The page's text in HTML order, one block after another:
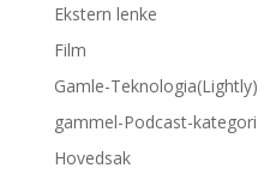
Ekstern lenke
Film
Gamle-Teknologia(Lightly)
gammel-Podcast-kategori
Hovedsak